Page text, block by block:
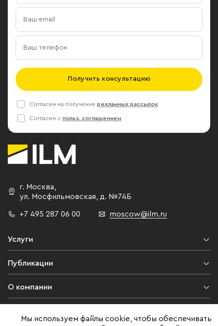
Получить консультацию
Согласен на получение рекламных рассылок
Согласен с польз. соглашением
г. Москва
ул. Мосфильмовская,
д. №74Б
+7 495 287 06 00 moscow@ilm.ru
Услуги
Публикации
О компании
Мы используем файлы cookie, чтобы обеспечивать